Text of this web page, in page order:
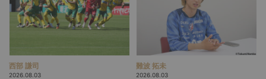
西部 謙司
2026.08.03
難波 拓未
2026.08.03